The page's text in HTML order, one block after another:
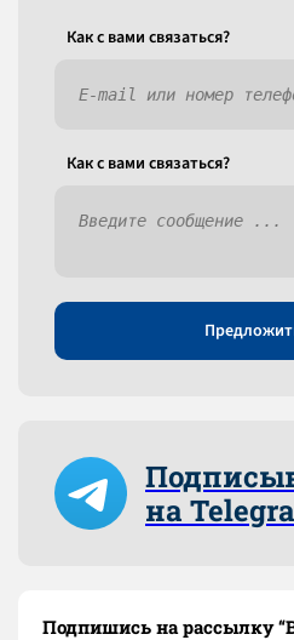
Как c вами связаться?
Как c вами связаться?
на
Подпишись на рассылку